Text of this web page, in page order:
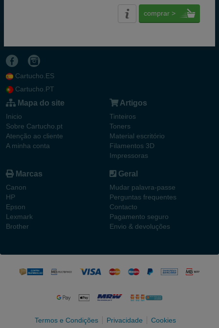
comprar >
Cartucho.ES
Cartucho.PT
Mapa do site
Inicio
Sobre Cartucho.pt
Atenção ao cliente
A minha conta
Artigos
Tinteiros
Toners
Material escritório
Filamentos 3D
Impressoras
Marcas
Canon
HP
Epson
Lexmark
Brother
Geral
Mudar palavra-passe
Perguntas frequentes
Contacto
Pagamento seguro
Envio & devoluções
Termos e Condições Privacidade Cookies